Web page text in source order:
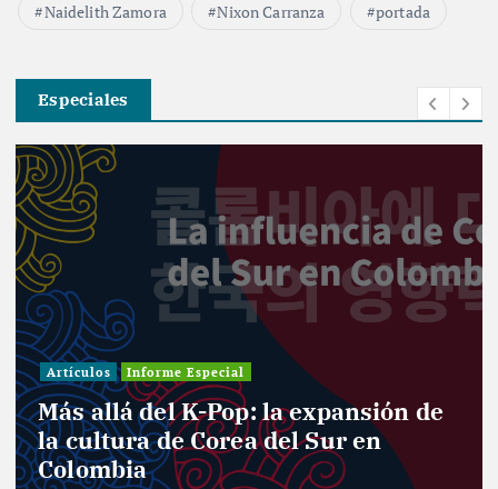
Naidelith Zamora
Nixon Carranza portada
Especiales
Artículos Informe Especial
Más allá del K-Pop: la expansión de
la cultura de Corea del Sur en
Colombia